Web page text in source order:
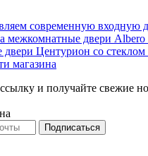
современную входную
межкомнатные двери Albero
Центурион со стеклом
магазина
и получайте свежие